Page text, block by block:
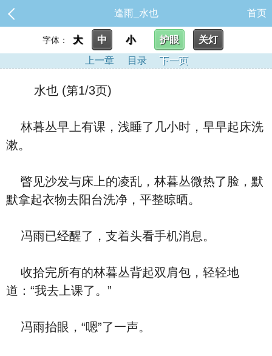
逢雨_水也 首页
字体： 大 中 小 护眼
关灯
上一章
目录 下一页
水也 (第1/3页)
林暮丛早上有课，浅睡了几小时，早早起床洗
漱。
瞥见沙发与床上的凌乱，林暮丛微热了脸，默
默拿起衣物去阳台洗净，平整晾晒。
冯雨已经醒了，支着头看手机消息。
收拾完所有的林暮丛背起双肩包，轻轻地
道：“我去上课了。”
冯雨抬眼，“嗯”了一声。